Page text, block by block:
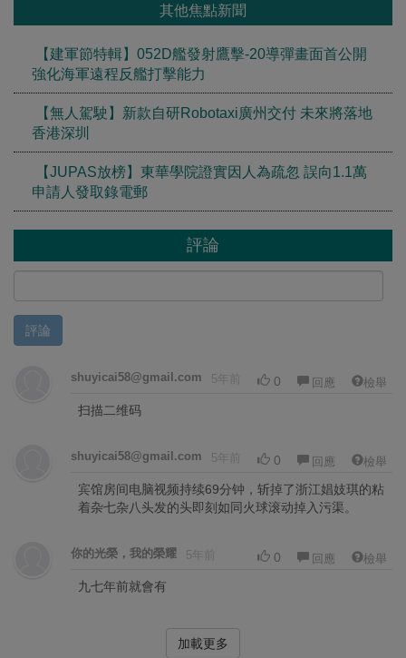
其他焦點新聞
【建軍節特輯】052D艦發射鷹擊-20導彈畫面首公開
強化海軍遠程反艦打擊能力
【無人駕駛】新款自研Robotaxi廣州交付 未來將落地
香港深圳
【JUPAS放榜】東華學院證實因人為疏忽 誤向1.1萬
申請人發取錄電郵
評論
評論
shuyicai58@gmail.com 5年前 0 回應 檢舉
扫描二维码
shuyicai58@gmail.com 5年前 0 回應 檢舉
宾馆房间电脑视频持续69分钟，斩掉了浙江娼妓琪的粘
着杂七杂八头发的头即刻如同火球滚动掉入污渠。
你的光榮，我的榮耀 5年前 0 回應 檢舉
九七年前就會有
加載更多